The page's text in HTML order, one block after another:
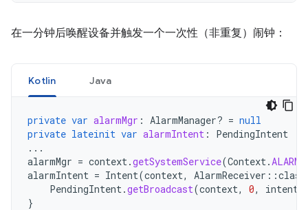
在一分钟后唤醒设备并触发一个一次性（非重复）闹钟：
Kotlin Java
private var alarmMgr : AlarmManager? = null
private lateinit var alarmIntent :
PendingIntent
...
alarmMgr = context.getSystemService(Context.
alarmIntent = Intent(context, AlarmReceiver ::class
PendingIntent.getBroadcast(context, 0, intent
}